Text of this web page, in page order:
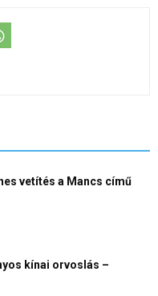
vetítés a Mancs című
kínai orvoslás –